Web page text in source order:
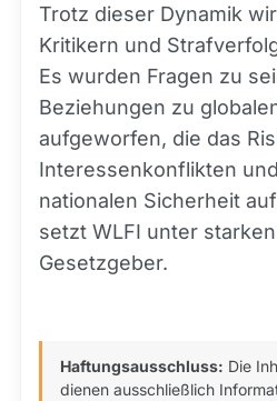
Trotz dieser Dynamik
Kritikern und
Es wurden Fragen zu
Beziehungen zu
aufgeworfen, die das
Interessenkonflikten
nationalen Sicherheit
setzt WLFI unter
Gesetzgeber.
Haftungsausschluss: Die
dienen ausschließlich